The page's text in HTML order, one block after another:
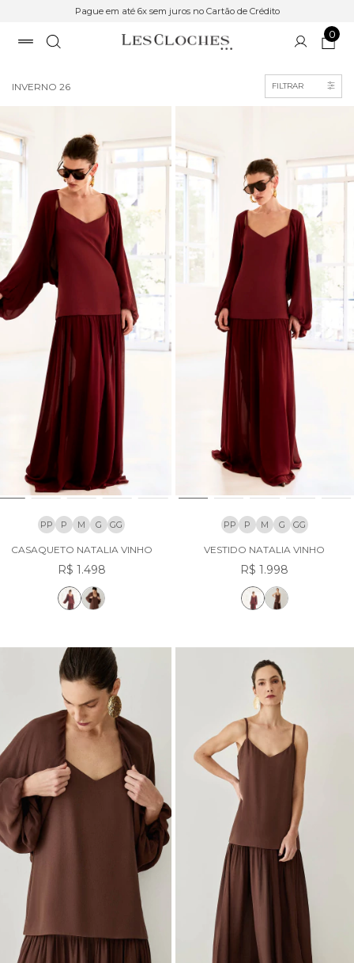
Pague em até 6x sem juros no Cartão de Crédito
0
INVERNO 26 FILTRAR
PP P M G GG
CASAQUETO NATALIA VINHO
R$ 1.498
PP P M G GG
VESTIDO NATALIA VINHO
R$ 1.998